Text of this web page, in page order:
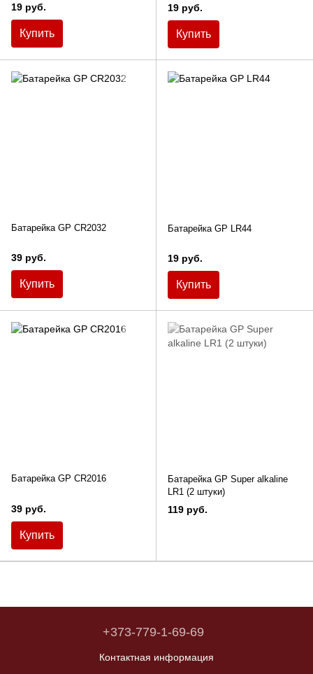
19 руб.
Купить
19 руб.
Купить
Батарейка GP CR2032
39 руб.
Купить
Батарейка GP LR44
19 руб.
Купить
Батарейка GP CR2016
39 руб.
Купить
Батарейка GP Super alkaline
LR1 (2 штуки)
119 руб.
+373-779-1-69-69
Контактная информация